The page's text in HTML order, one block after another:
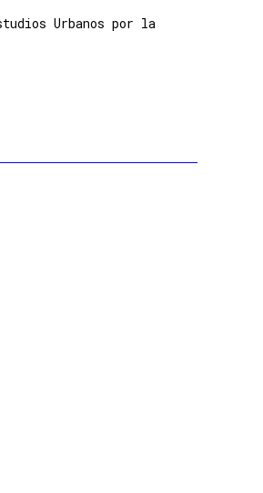
Urbanos por la